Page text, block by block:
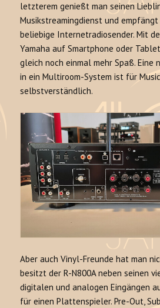
letzterem genießt man seinen
Musikstreamingdienst und
beliebige Internetradiosender. Mit
Yamaha auf Smartphone oder
gleich noch einmal mehr Spaß.
in ein Multiroom-System ist für
selbstverständlich.
Aber auch Vinyl-Freunde hat man
besitzt der R-N800A neben seinen
digitalen und analogen Eingängen
für einen Plattenspieler. Pre-Out,